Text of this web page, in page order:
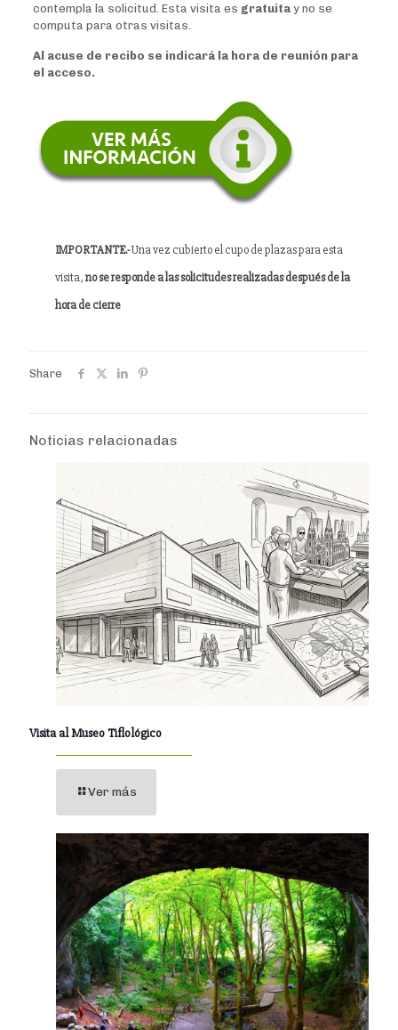
contempla la solicitud. Esta visita es gratuitay no se
computa para otras visitas.
Al acuse de recibo se indicará la hora de reunión para
el acceso.
IMPORTANTE.-Una vez cubierto el cupo de plazas para esta
visita,no se responde a las solicitudes realizadas después de la
hora de cierre
Share
Noticias relacionadas
Visita al Museo Tiflológico
Ver más